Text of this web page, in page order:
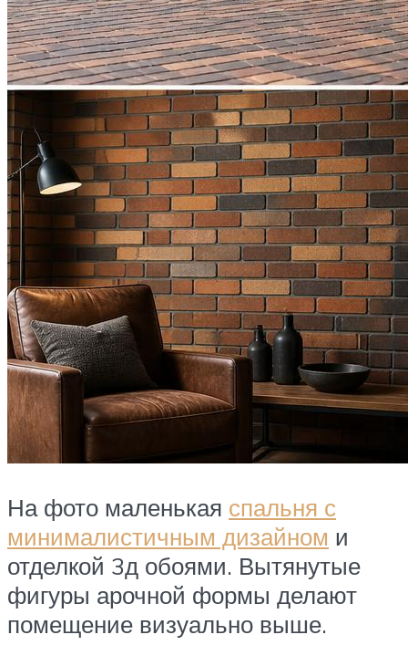
На фото маленькая спальня с
минималистичным дизайном и
отделкой 3д обоями. Вытянутые
фигуры арочной формы делают
помещение визуально выше.